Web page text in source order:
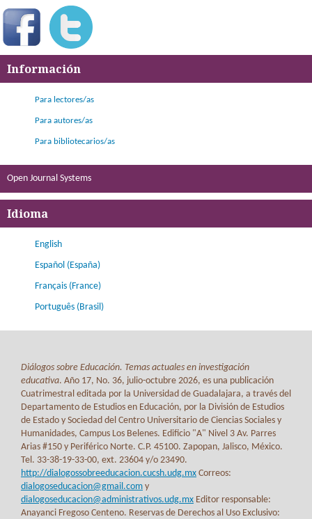
Información
Para lectores/as
Para autores/as
Para bibliotecarios/as
Open Journal Systems
Idioma
English
Español (España)
Français (France)
Português (Brasil)
Diálogos sobre Educación. Temas actuales en investigación
educativa. Año 17, No. 36, julio-octubre 2026, es una publicación
Cuatrimestral editada por la Universidad de Guadalajara, a través del
Departamento de Estudios en Educación, por la División de Estudios
de Estado y Sociedad del Centro Universitario de Ciencias Sociales y
Humanidades, Campus Los Belenes. Edificio "A" Nivel 3 Av. Parres
Arias #150 y Periférico Norte. C.P. 45100. Zapopan, Jalisco, México.
Tel. 33-38-19-33-00, ext. 23604 y/o 23490.
http://dialogossobreeducacion.cucsh.udg.mx Correos:
dialogoseducacion@gmail.com y
dialogoseducacion@administrativos.udg.mx Editor responsable:
Anayanci Fregoso Centeno. Reservas de Derechos al Uso Exclusivo: